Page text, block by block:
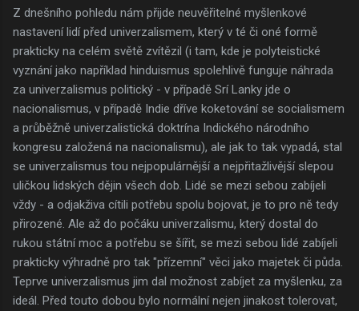
Z dnešního pohledu nám přijde neuvěřitelné myšlenkové
nastavení lidí před univerzalismem, který v té či oné formě
prakticky na celém světě zvítězil (i tam, kde je polyteistické
vyznání jako například hinduismus spolehlivě funguje náhrada
za univerzalismus politický - v případě Srí Lanky jde o
nacionalismus, v případě Indie dříve koketování se socialismem
a průběžně univerzalistická doktrína Indického národního
kongresu založená na nacionalismu), ale jak to tak vypadá, stal
se univerzalismus tou nejpopulárnější a nejpřitažlivější slepou
uličkou lidských dějin všech dob. Lidé se mezi sebou zabíjeli
vždy - a odjakživa cítili potřebu spolu bojovat, je to pro ně tedy
přirozené. Ale až do počáku univerzalismu, který dostal do
rukou státní moc a potřebu se šířit, se mezi sebou lidé zabíjeli
prakticky výhradně pro tak "přízemní" věci jako majetek či půda.
Teprve univerzalismus jim dal možnost zabíjet za myšlenku, za
ideál. Před touto dobou bylo normální nejen jinakost tolerovat,